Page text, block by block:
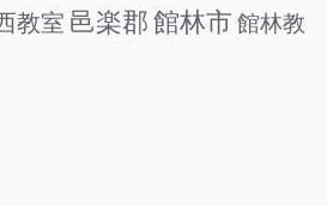
教室 邑楽郡 館林市 館林教